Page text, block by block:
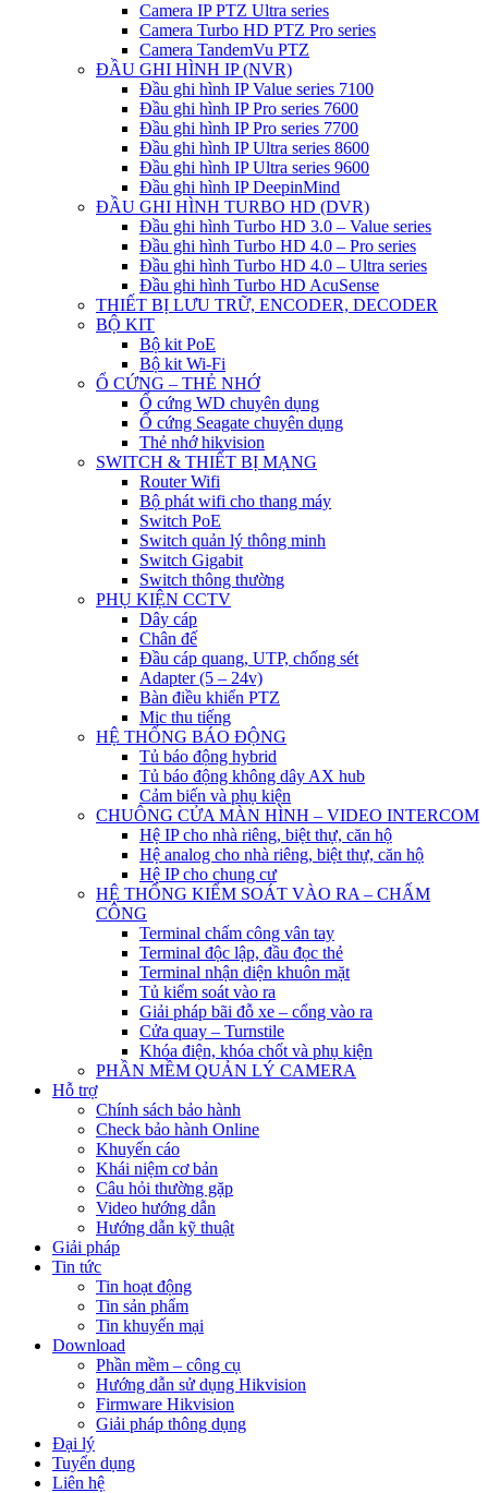
Camera IP PTZ Ultra series
Camera Turbo HD PTZ Pro series
Camera TandemVu PTZ
ĐẦU GHI HÌNH IP (NVR)
Đầu ghi hình IP Value series 7100
Đầu ghi hình IP Pro series 7600
Đầu ghi hình IP Pro series 7700
Đầu ghi hình IP Ultra series 8600
Đầu ghi hình IP Ultra series 9600
Đầu ghi hình IP DeepinMind
ĐẦU GHI HÌNH TURBO HD (DVR)
Đầu ghi hình Turbo HD 3.0 – Value series
Đầu ghi hình Turbo HD 4.0 – Pro series
Đầu ghi hình Turbo HD 4.0 – Ultra series
Đầu ghi hình Turbo HD AcuSense
THIẾT BỊ LƯU TRỮ, ENCODER, DECODER
BỘ KIT
Bộ kit PoE
Bộ kit Wi-Fi
Ổ CỨNG – THẺ NHỚ
Ổ cứng WD chuyên dụng
Ổ cứng Seagate chuyên dụng
Thẻ nhớ hikvision
SWITCH & THIẾT BỊ MẠNG
Router Wifi
Bộ phát wifi cho thang máy
Switch PoE
Switch quản lý thông minh
Switch Gigabit
Switch thông thường
PHỤ KIỆN CCTV
Dây cáp
Chân đế
Đầu cáp quang, UTP, chống sét
Adapter (5 – 24v)
Bàn điều khiển PTZ
Mic thu tiếng
HỆ THỐNG BÁO ĐỘNG
Tủ báo động hybrid
Tủ báo động không dây AX hub
Cảm biến và phụ kiện
CHUÔNG CỬA MÀN HÌNH – VIDEO INTERCOM
Hệ IP cho nhà riêng, biệt thự, căn hộ
Hệ analog cho nhà riêng, biệt thự, căn hộ
Hệ IP cho chung cư
HỆ THỐNG KIỂM SOÁT VÀO RA – CHẤM
CÔNG
Terminal chấm công vân tay
Terminal độc lập, đầu đọc thẻ
Terminal nhận diện khuôn mặt
Tủ kiểm soát vào ra
Giải pháp bãi đỗ xe – cổng vào ra
Cửa quay – Turnstile
Khóa điện, khóa chốt và phụ kiện
PHẦN MỀM QUẢN LÝ CAMERA
Hỗ trợ
Chính sách bảo hành
Check bảo hành Online
Khuyến cáo
Khái niệm cơ bản
Câu hỏi thường gặp
Video hướng dẫn
Hướng dẫn kỹ thuật
Giải pháp
Tin tức
Tin hoạt động
Tin sản phẩm
Tin khuyến mại
Download
Phần mềm – công cụ
Hướng dẫn sử dụng Hikvision
Firmware Hikvision
Giải pháp thông dụng
Đại lý
Tuyển dụng
Liên hệ